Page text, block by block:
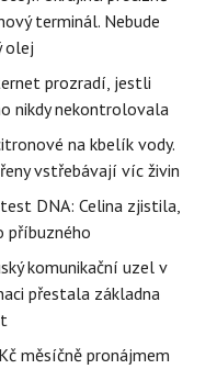
terminál. Nebude
olej
prozradí, jestli
nikdy nekontrolovala
na kbelík vody.
vstřebávají víc živin
DNA: Celina zjistila,
příbuzného
komunikační uzel v
přestala základna
měsíčně pronájmem